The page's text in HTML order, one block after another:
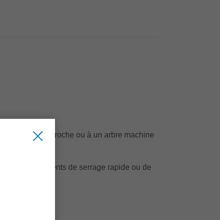
forme de la broche ou à un arbre machine
d'éléments de serrage rapide ou de